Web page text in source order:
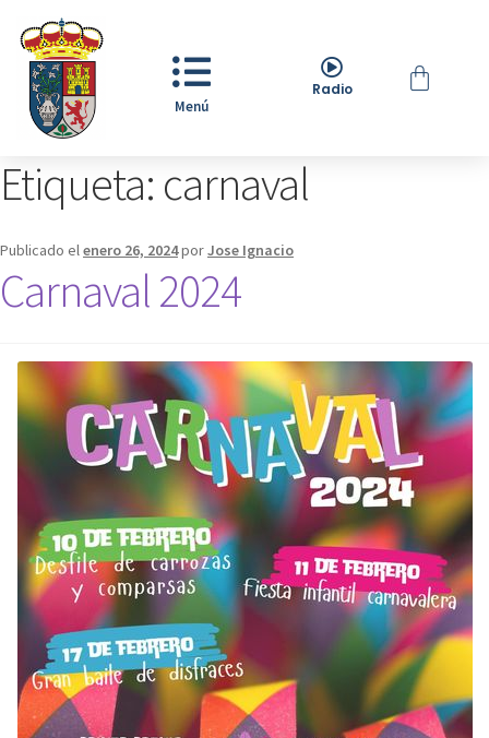
Menú
Radio
Etiqueta: carnaval
Publicado elenero 26, 2024porJose Ignacio
Carnaval 2024